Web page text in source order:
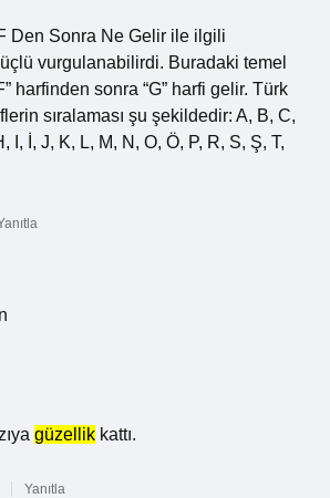
Den Sonra Ne Gelir ile ilgili
vurgulanabilirdi. Buradaki temel
harfinden sonra “G” harfi gelir. Türk
sıralaması şu şekildedir: A, B, C,
I, İ, J, K, L, M, N, O, Ö, P, R, S, Ş, T,
güzellik kattı.
Yanıtla